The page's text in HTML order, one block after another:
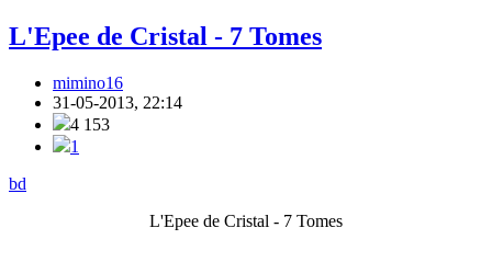
L'Epee de Cristal - 7 Tomes
mimino16
31-05-2013, 22:14
4 153
1
bd
L'Epee de Cristal - 7 Tomes